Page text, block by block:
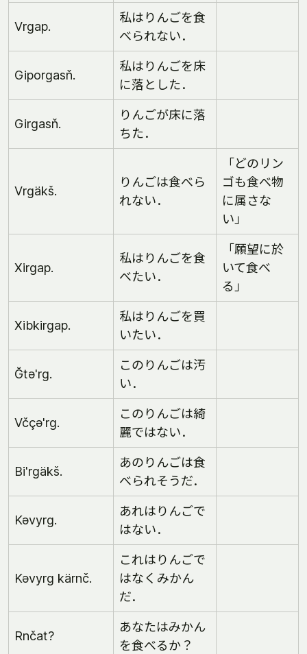
Vrgap.
私はりんごを食
べられない．
Giporgasň.
私はりんごを床
に落とした．
Girgasň.
りんごが床に落
ちた．
Vrgäkš.
りんごは食べら
れない．
「どのリン
ゴも食べ物
に属さな
い」
Xirgap.
私はりんごを食
べたい．
「願望に於
いて食べ
る」
Xibkirgap.
私はりんごを買
いたい．
Ğtə'rg.
このりんごは汚
い．
Včçə'rg.
このりんごは綺
麗ではない．
Bi'rgäkš.
あのりんごは食
べられそうだ．
Kəvyrg.
あれはりんごで
はない．
Kəvyrg kärnč.
これはりんごで
はなくみかん
だ．
Rnčat?
あなたはみかん
を食べるか？